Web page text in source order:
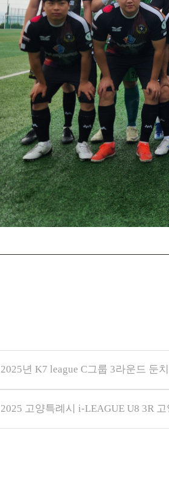
2025년 K7 league C그룹 3라운드 둔
2025 고양특례시 i-LEAGUE U8 3R